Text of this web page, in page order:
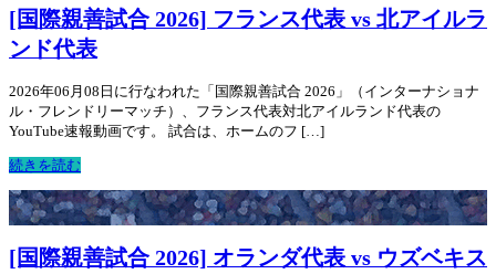
[国際親善試合 2026] フランス代表 vs 北アイルラ
ンド代表
2026年06月08日に行なわれた「国際親善試合 2026」（インターナショナ
ル・フレンドリーマッチ）、フランス代表対北アイルランド代表の
YouTube速報動画です。 試合は、ホームのフ […]
続きを読む
[国際親善試合 2026] オランダ代表 vs ウズベキス